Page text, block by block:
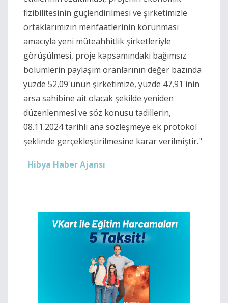
fizibilitesinin güçlendirilmesi ve şirketimizle
ortaklarımızın menfaatlerinin korunması
amacıyla yeni müteahhitlik şirketleriyle
görüşülmesi, proje kapsamındaki bağımsız
bölümlerin paylaşım oranlarının değer bazında
yüzde 52,09'unun şirketimize, yüzde 47,91'inin
arsa sahibine ait olacak şekilde yeniden
düzenlenmesi ve söz konusu tadillerin,
08.11.2024 tarihli ana sözleşmeye ek protokol
şeklinde gerçekleştirilmesine karar verilmiştir.''
Hibya Haber Ajansı